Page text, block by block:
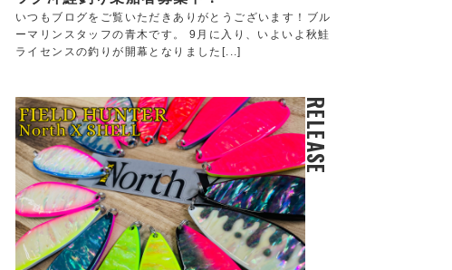
いつもブログをご覧いただきありがとうございます！ブル
ーマリンスタッフの青木です。 9月に入り、いよいよ秋鮭
ライセンスの釣りが開幕となりました[...]
RELEASE